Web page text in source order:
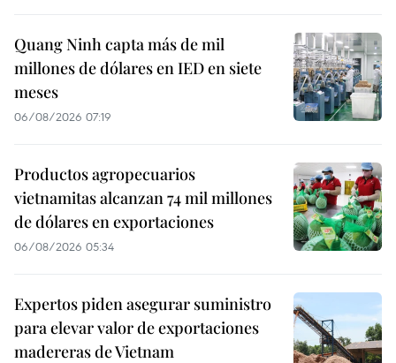
Quang Ninh capta más de mil
millones de dólares en IED en siete
meses
06/08/2026 07:19
Productos agropecuarios
vietnamitas alcanzan 74 mil millones
de dólares en exportaciones
06/08/2026 05:34
Expertos piden asegurar suministro
para elevar valor de exportaciones
madereras de Vietnam